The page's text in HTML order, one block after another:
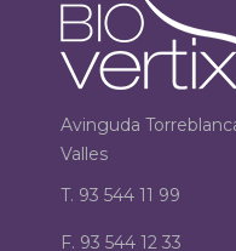
Avinguda
Valles
T. 93 544 11 99
F. 93 544 12 33